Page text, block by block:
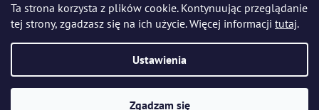
Ta strona korzysta z plików cookie. Kontynuując przeglądanie
tej strony, zgadzasz się na ich użycie. Więcej informacji tutaj.
Ustawienia
Zgadzam się
Język polski Română Italiano Español
Français
Português Български Hrvatski Slovenščina Srpski
Nederlands Українська Ελληνικά Svenska Dansk